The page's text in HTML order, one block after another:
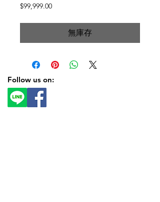
$99,999.00價
無庫存
Follow us on: